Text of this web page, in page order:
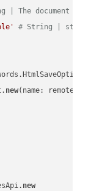
| The document
# String |
new(name:
new